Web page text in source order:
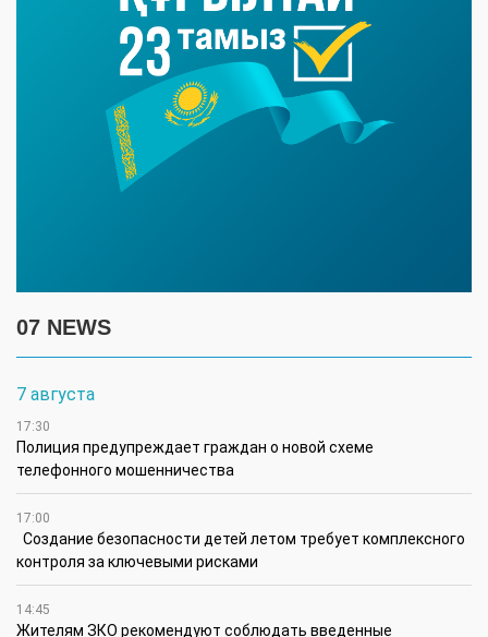
07 NEWS
7 августа
17:30
Полиция предупреждает граждан о новой схеме
телефонного мошенничества
17:00
Создание безопасности детей летом требует комплексного
контроля за ключевыми рисками
14:45
Жителям ЗКО рекомендуют соблюдать введенные